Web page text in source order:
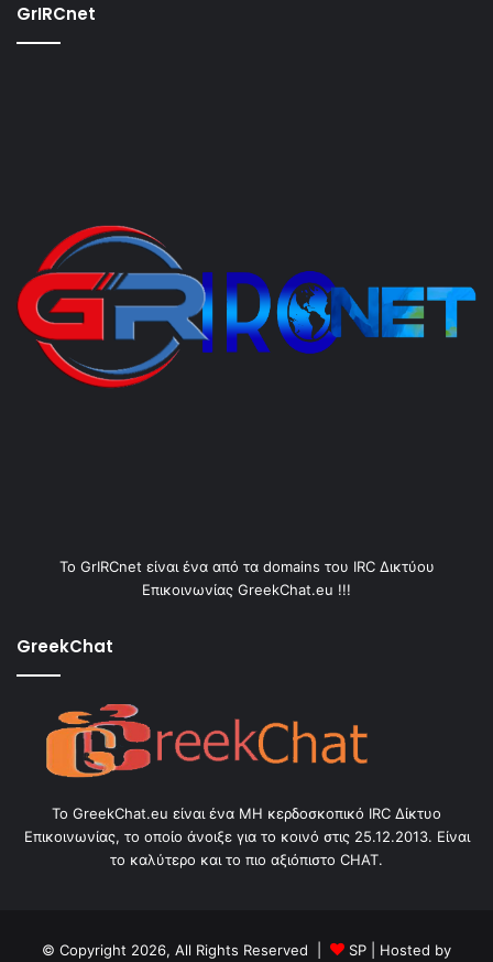
GrIRCnet
Το GrIRCnet είναι ένα από τα domains του IRC Δικτύου
Επικοινωνίας GreekChat.eu !!!
GreekChat
Το GreekChat.eu είναι ένα ΜΗ κερδοσκοπικό IRC Δίκτυο
Επικοινωνίας, το οποίο άνοιξε για το κοινό στις 25.12.2013. Είναι
το καλύτερο και το πιο αξιόπιστο CHAT.
© Copyright 2026, All Rights Reserved | SP | Hosted by